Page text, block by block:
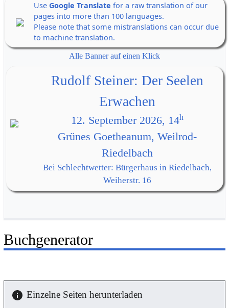
Use Google Translate for a raw translation of our
pages into more than 100 languages.
Please note that some mistranslations can occur due
to machine translation.
Alle Banner auf einen Klick
Rudolf Steiner: Der Seelen
Erwachen
12. September 2026, 14h
Grünes Goetheanum, Weilrod-
Riedelbach
Bei Schlechtwetter: Bürgerhaus in Riedelbach,
Weiherstr. 16
Buchgenerator
Einzelne Seiten herunterladen